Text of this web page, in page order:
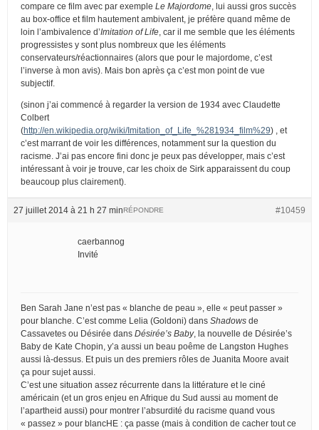
compare ce film avec par exemple Le Majordome , lui aussi gros succès
au box-office et film hautement ambivalent, je préfère quand même de
loin l’ambivalence d’Imitation of Life , car il me semble que les éléments
progressistes y sont plus nombreux que les éléments
conservateurs/réactionnaires (alors que pour le majordome, c’est
l’inverse à mon avis). Mais bon après ça c’est mon point de vue
subjectif.
(sinon j’ai commencé à regarder la version de 1934 avec Claudette
Colbert
(http://en.wikipedia.org/wiki/Imitation_of_Life_%281934_film%29) , et
c’est marrant de voir les différences, notamment sur la question du
racisme. J’ai pas encore fini donc je peux pas développer, mais c’est
intéressant à voir je trouve, car les choix de Sirk apparaissent du coup
beaucoup plus clairement).
27 juillet 2014 à 21 h 27 min #10459
RÉPONDRE
caerbannog
Invité
Ben Sarah Jane n’est pas « blanche de peau », elle « peut passer »
pour blanche. C’est comme Lelia (Goldoni) dans Shadows de
Cassavetes ou Désirée dans Désirée’s Baby, la nouvelle de Désirée’s
Baby de Kate Chopin, y’a aussi un beau poême de Langston Hughes
aussi là-dessus. Et puis un des premiers rôles de Juanita Moore avait
ça pour sujet aussi.
C’est une situation assez récurrente dans la littérature et le ciné
américain (et un gros enjeu en Afrique du Sud aussi au moment de
l’apartheid aussi) pour montrer l’absurdité du racisme quand vous
« passez » pour blancHE : ça passe (mais à condition de cacher tout ce